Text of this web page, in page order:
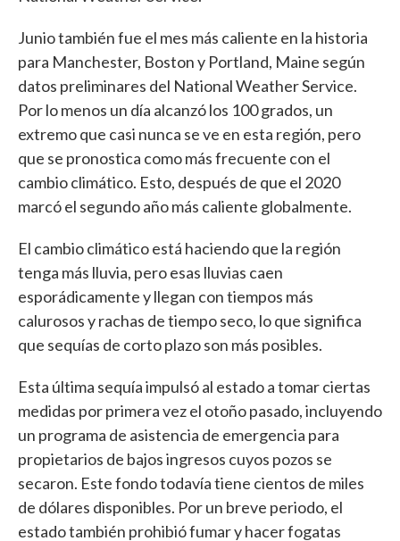
Junio también fue el mes más caliente en la historia
para Manchester, Boston y Portland, Maine según
datos preliminares del National Weather Service.
Por lo menos un día alcanzó los 100 grados, un
extremo que casi nunca se ve en esta región, pero
que se pronostica como más frecuente con el
cambio climático. Esto, después de que el 2020
marcó el segundo año más caliente globalmente.
El cambio climático está haciendo que la región
tenga más lluvia, pero esas lluvias caen
esporádicamente y llegan con tiempos más
calurosos y rachas de tiempo seco, lo que significa
que sequías de corto plazo son más posibles.
Esta última sequía impulsó al estado a tomar ciertas
medidas por primera vez el otoño pasado, incluyendo
un programa de asistencia de emergencia para
propietarios de bajos ingresos cuyos pozos se
secaron. Este fondo todavía tiene cientos de miles
de dólares disponibles. Por un breve periodo, el
estado también prohibió fumar y hacer fogatas